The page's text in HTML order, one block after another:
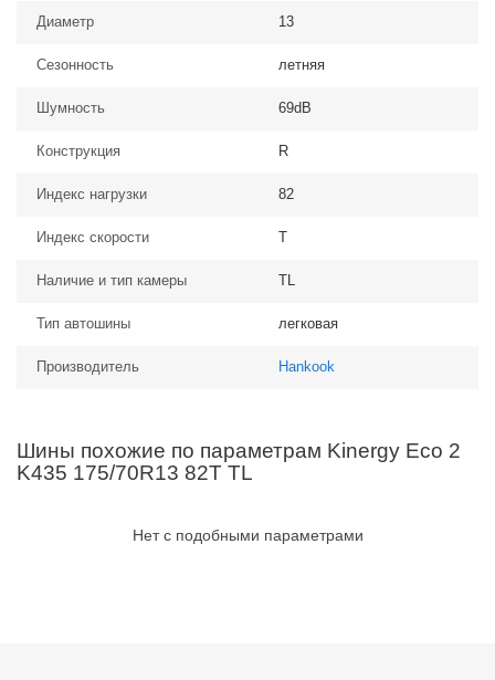
Диаметр 13
Сезонность летняя
Шумность 69dB
Конструкция R
Индекс нагрузки 82
Индекс скорости T
Наличие и тип камеры TL
Тип автошины легковая
Производитель Hankook
Шины похожие по параметрам Kinergy Eco 2
K435 175/70R13 82T TL
Нет с подобными параметрами